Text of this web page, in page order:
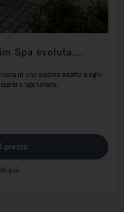
Spa evoluta,
in una piscina adatta a ogni
e rigenerarsi.
prezzo
più